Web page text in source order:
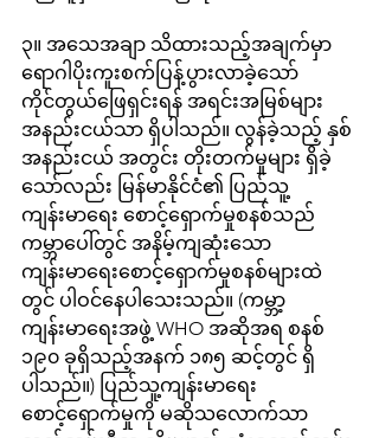
၃။ အသေအချာ သိထားသည့်အချက်မှာ
ရောဂါပိုးကူးစက်ပြန့်ပွားလာခဲ့သော်
ကိုင်တွယ်ဖြေရှင်းရန် အရင်းအမြစ်များ
အနည်းငယ်သာ ရှိပါသည်။ လွန်ခဲ့သည့် နှစ်
အနည်းငယ် အတွင်း တိုးတက်မှုများ ရှိခဲ့
သော်လည်း မြန်မာနိုင်ငံ၏ ပြည်သူ့
ကျန်းမာရေး စောင့်ရှောက်မှုစနစ်သည်
ကမ္ဘာပေါ်တွင် အနိမ့်ကျဆုံးသော
ကျန်းမာရေးစောင့်ရှောက်မှုစနစ်များထဲ
တွင် ပါဝင်နေပါသေးသည်။ (ကမ္ဘာ့
ကျန်းမာရေးအဖွဲ့ WHO အဆိုအရ စနစ်
၁၉၀ ခုရှိသည့်အနက် ၁၈၅ ဆင့်တွင် ရှိ
ပါသည်။) ပြည်သူ့ကျန်းမာရေး
စောင့်ရှောက်မှုကို မဆိုသလောက်သာ